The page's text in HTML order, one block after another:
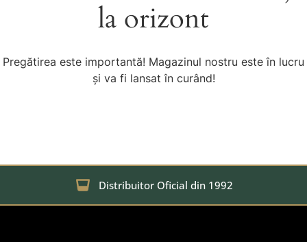
la orizont
Pregătirea este importantă! Magazinul nostru este în lucru
și va fi lansat în curând!
Distribuitor Oficial din 1992